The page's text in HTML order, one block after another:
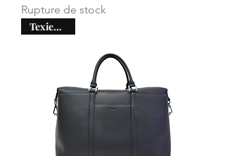
Rupture de stock
Texier days